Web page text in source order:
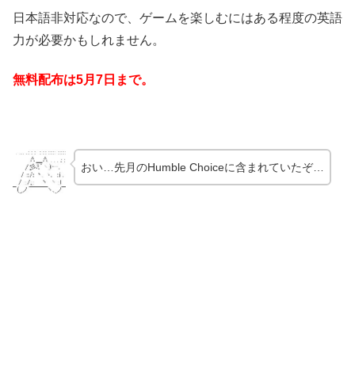
日本語非対応なので、ゲームを楽しむにはある程度の英語
力が必要かもしれません。
無料配布は5月7日まで。
おい…先月のHumble Choiceに含まれていたぞ…